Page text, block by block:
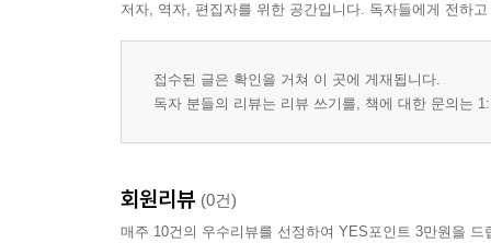
Ⅵ. 국제리스계약
Ⅶ. 국제판매대리점계약 · 판매특약점계약
Ⅷ. 기술라이선스계약
Ⅸ. 국제상표라이선스계약
ⅩⅡ. 국제파이낸스계약
저자, 역자, 편집자를 위한 공간입니다. 독자들에게 전하
접수된 글은 확인을 거쳐 이 곳에 게재됩니다.
독자 분들의 리뷰는 리뷰 쓰기를, 책에 대한 문의는
회원리뷰 (0건)
매주 10건의 우수리뷰를 선정하여 YES포인트 3만원을 드